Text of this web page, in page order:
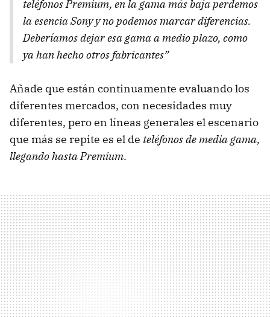
teléfonos Premium, en la gama más baja perdemos
la esencia Sony y no podemos marcar diferencias.
Deberíamos dejar esa gama a medio plazo, como
ya han hecho otros fabricantes”
Añade que están continuamente evaluando los
diferentes mercados, con necesidades muy
diferentes, pero en líneas generales el escenario
que más se repite es el de teléfonos de media gama,
llegando hasta Premium.